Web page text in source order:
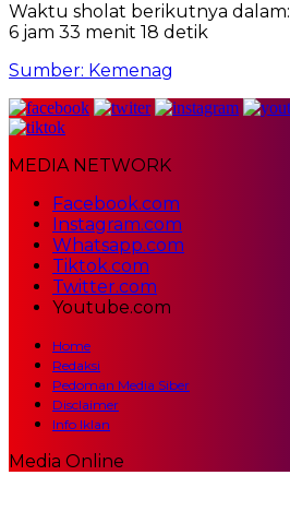
Waktu sholat berikutnya dalam:
6 jam 33 menit 17 detik
Sumber: Kemenag
MEDIA NETWORK
Facebook.com
Instagram.com
Whatsapp.com
Tiktok.com
Twitter.com
Youtube.com
Home
Redaksi
Pedoman Media Siber
Disclaimer
Info Iklan
Media Online